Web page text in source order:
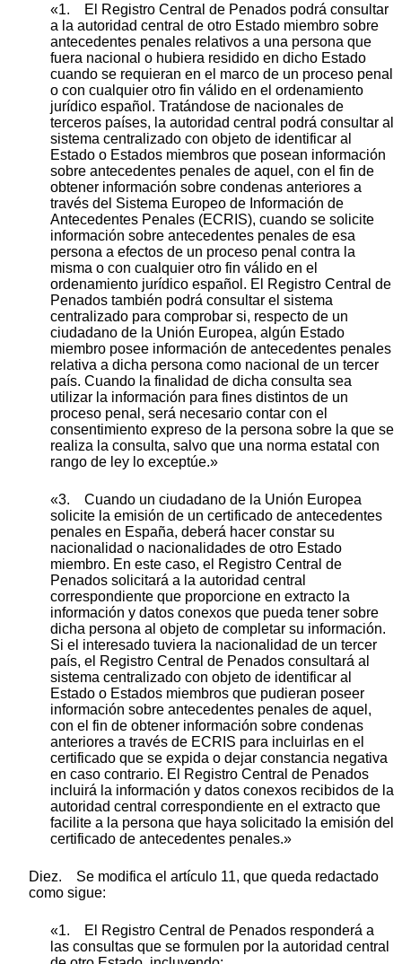
«1. El Registro Central de Penados podrá consultar
a la autoridad central de otro Estado miembro sobre
antecedentes penales relativos a una persona que
fuera nacional o hubiera residido en dicho Estado
cuando se requieran en el marco de un proceso penal
o con cualquier otro fin válido en el ordenamiento
jurídico español. Tratándose de nacionales de
terceros países, la autoridad central podrá consultar al
sistema centralizado con objeto de identificar al
Estado o Estados miembros que posean información
sobre antecedentes penales de aquel, con el fin de
obtener información sobre condenas anteriores a
través del Sistema Europeo de Información de
Antecedentes Penales (ECRIS), cuando se solicite
información sobre antecedentes penales de esa
persona a efectos de un proceso penal contra la
misma o con cualquier otro fin válido en el
ordenamiento jurídico español. El Registro Central de
Penados también podrá consultar el sistema
centralizado para comprobar si, respecto de un
ciudadano de la Unión Europea, algún Estado
miembro posee información de antecedentes penales
relativa a dicha persona como nacional de un tercer
país. Cuando la finalidad de dicha consulta sea
utilizar la información para fines distintos de un
proceso penal, será necesario contar con el
consentimiento expreso de la persona sobre la que se
realiza la consulta, salvo que una norma estatal con
rango de ley lo exceptúe.»
«3. Cuando un ciudadano de la Unión Europea
solicite la emisión de un certificado de antecedentes
penales en España, deberá hacer constar su
nacionalidad o nacionalidades de otro Estado
miembro. En este caso, el Registro Central de
Penados solicitará a la autoridad central
correspondiente que proporcione en extracto la
información y datos conexos que pueda tener sobre
dicha persona al objeto de completar su información.
Si el interesado tuviera la nacionalidad de un tercer
país, el Registro Central de Penados consultará al
sistema centralizado con objeto de identificar al
Estado o Estados miembros que pudieran poseer
información sobre antecedentes penales de aquel,
con el fin de obtener información sobre condenas
anteriores a través de ECRIS para incluirlas en el
certificado que se expida o dejar constancia negativa
en caso contrario. El Registro Central de Penados
incluirá la información y datos conexos recibidos de la
autoridad central correspondiente en el extracto que
facilite a la persona que haya solicitado la emisión del
certificado de antecedentes penales.»
Diez. Se modifica el artículo 11, que queda redactado
como sigue:
«1. El Registro Central de Penados responderá a
las consultas que se formulen por la autoridad central